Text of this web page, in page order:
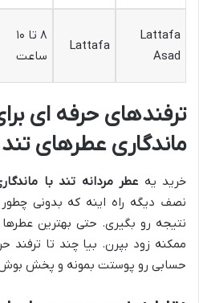
Lattafa
Asad
Lattafa
۸ تا ۱۰
ساعت
ترفندهای حرفه ای
ماندگاری عطرهای تند
خرید یه عطر مردانه تند با
نصف دیگه راه اینه که بدونی
نتیجه رو بگیری. حتی بهترین
ممکنه زود بپرن. بیا چند تا
حسابی رو پوستت بمونه و پخش